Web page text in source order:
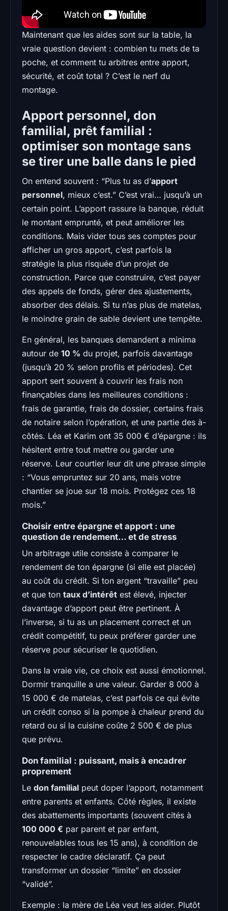
Maintenant que les aides sont sur la table, la
vraie question devient : combien tu mets de ta
poche, et comment tu arbitres entre apport,
sécurité, et coût total ? C’est le nerf du
montage.
Apport personnel, don
familial, prêt familial :
optimiser son montage sans
se tirer une balle dans le pied
On entend souvent : “Plus tu as d’apport
personnel, mieux c’est.” C’est vrai… jusqu’à un
certain point. L’apport rassure la banque, réduit
le montant emprunté, et peut améliorer les
conditions. Mais vider tous ses comptes pour
afficher un gros apport, c’est parfois la
stratégie la plus risquée d’un projet de
construction. Parce que construire, c’est payer
des appels de fonds, gérer des ajustements,
absorber des délais. Si tu n’as plus de matelas,
le moindre grain de sable devient une tempête.
En général, les banques demandent a minima
autour de 10 % du projet, parfois davantage
(jusqu’à 20 % selon profils et périodes). Cet
apport sert souvent à couvrir les frais non
finançables dans les meilleures conditions :
frais de garantie, frais de dossier, certains frais
de notaire selon l’opération, et une partie des à-
côtés. Léa et Karim ont 35 000 € d’épargne : ils
hésitent entre tout mettre ou garder une
réserve. Leur courtier leur dit une phrase simple
: “Vous empruntez sur 20 ans, mais votre
chantier se joue sur 18 mois. Protégez ces 18
mois.”
Choisir entre épargne et apport : une
question de rendement… et de stress
Un arbitrage utile consiste à comparer le
rendement de ton épargne (si elle est placée)
au coût du crédit. Si ton argent “travaille” peu
et que ton taux d’intérêt est élevé, injecter
davantage d’apport peut être pertinent. À
l’inverse, si tu as un placement correct et un
crédit compétitif, tu peux préférer garder une
réserve pour sécuriser le quotidien.
Dans la vraie vie, ce choix est aussi émotionnel.
Dormir tranquille a une valeur. Garder 8 000 à
15 000 € de matelas, c’est parfois ce qui évite
un crédit conso si la pompe à chaleur prend du
retard ou si la cuisine coûte 2 500 € de plus
que prévu.
Don familial : puissant, mais à encadrer
proprement
Le don familial peut doper l’apport, notamment
entre parents et enfants. Côté règles, il existe
des abattements importants (souvent cités à
100 000 € par parent et par enfant,
renouvelables tous les 15 ans), à condition de
respecter le cadre déclaratif. Ça peut
transformer un dossier “limite” en dossier
“validé”.
Exemple : la mère de Léa veut les aider. Plutôt